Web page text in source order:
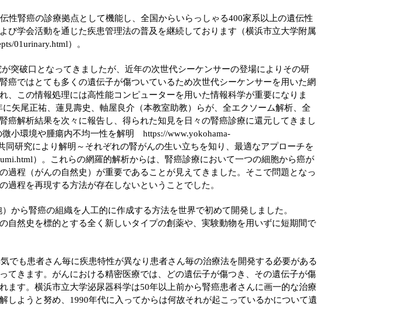
腎癌の診療拠点として機能し、全国からいらっしゃる400家系以上の遺伝性
学会活動を通じた疾患管理法の普及を継続しております（横浜市立大学附属
01urinary.html）。
突破口となってきましたが、近年の次世代シーケンサーの登場によりその研
ではとても多くの遺伝子が傷ついているため次世代シーケンサーを用いた網
この情報処理には高性能コンピューターを用いた情報科学が重要になりま
矢尾正祐、蓮見壽史、軸屋良介（本教室助教）らが、全エクソーム解析、全
解析結果を次々に報告し、得られた知見を日々の腎癌診療に還元してきまし
小環境や腫瘍内不均一性を解明 https://www.yokohama-
同研究により解明～それぞれの腎がんの生い立ちを知り、最適なアプローチを
）。これらの網羅的解析からは、腎癌診療において一つの細胞から癌が
程（がんの自然史）が重要であることが見えてきました。そこで問題となっ
程を再現する方法が存在しないということでした。
ら腎癌の組織を人工的に作成する方法を世界で初めて開発しました。
自然史を標的とする全く新しいタイプの創薬や、実験動物を用いずに短期間で
も患者さん毎に疾患特性が異なり患者さん毎の治療法を開発する必要がある
てきます。がんにおける精密医療では、どの遺伝子が傷つき、その遺伝子が傷
す。横浜市立大学泌尿器科学は50年以上前から腎癌患者さんに画一的な治療
ようと努め、1990年代に入ってからは何故それが起こっているかについて遺